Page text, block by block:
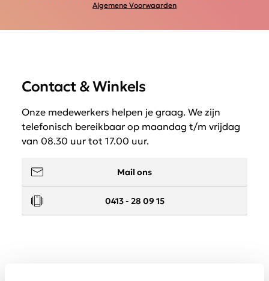
Algemene Voorwaarden
Contact & Winkels
Onze medewerkers helpen je graag. We zijn
telefonisch bereikbaar op maandag t/m vrijdag
van 08.30 uur tot 17.00 uur.
Mail ons
0413 - 28 09 15